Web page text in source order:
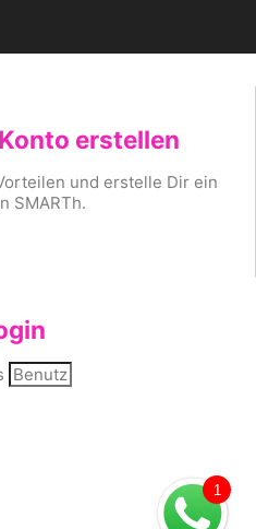
1
erstellen
und erstelle Dir ein
SMARTh.